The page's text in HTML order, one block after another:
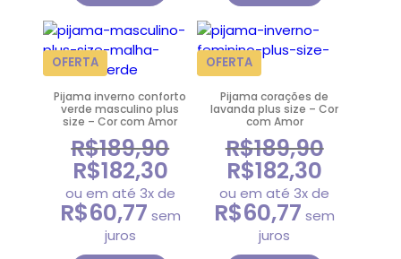
OFERTAPRODUTO
EM
PROMOÇÃO
Pijama inverno conforto
verde masculino plus
size – Cor com Amor
R$189,90
O
preço
original
era:
R$189,90.
R$182,30O
preço
atual
ou em até 3x de
R$60,77 sem
juros
OFERTAPRODUTO
EM
PROMOÇÃO
Pijama corações de
lavanda plus size – Cor
com Amor
R$189,90
O
preço
original
era:
R$189,90.
R$182,30
preço
atual
ou em até 3x de
R$60,77 sem
juros